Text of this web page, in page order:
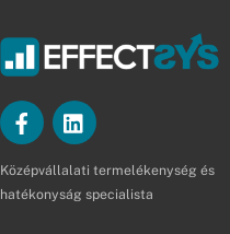
Középvállalati termelékenység és
hatékonyság specialista